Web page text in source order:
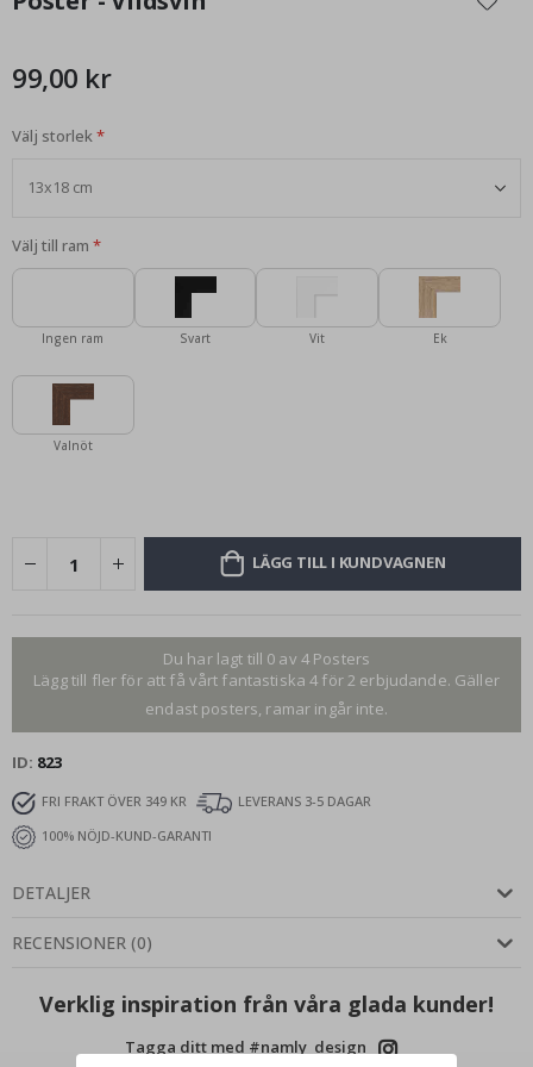
början
99,00 kr
Välj storlek
Välj till ram
Ingen ram Svart Vit Ek
Valnöt
LÄGG TILL I KUNDVAGNEN
Du har lagt till 0 av 4 Posters
Lägg till fler för att få vårt fantastiska 4 för 2 erbjudande. Gäller
endast posters, ramar ingår inte.
ID 823
FRI FRAKT ÖVER 349 KR
LEVERANS 3-5 DAGAR
100% NÖJD-KUND-GARANTI
DETALJER
RECENSIONER (0)
Verklig inspiration från våra glada kunder!
Tagga ditt med #namly_design